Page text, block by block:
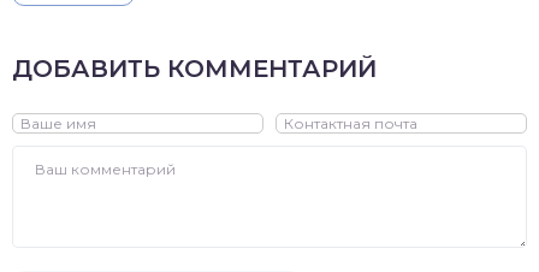
ДОБАВИТЬ КОММЕНТАРИЙ